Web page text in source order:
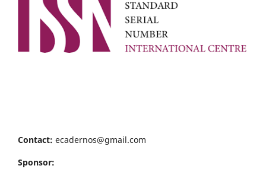
Contact: ecadernos@gmail.com
Sponsor: